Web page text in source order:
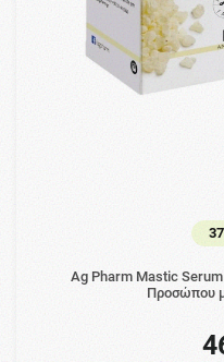
Ag Pharm Mastic
Προσώπου